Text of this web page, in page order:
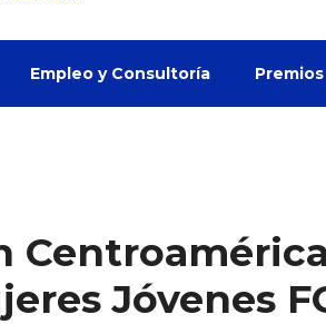
Empleo y Consultoría
Jóvenes